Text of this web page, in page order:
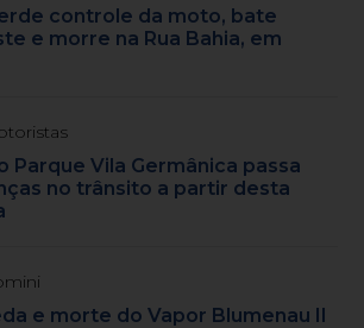
controle da moto, bate
e morre na Rua Bahia, em
Parque Vila Germânica passa
no trânsito a partir desta
e morte do Vapor Blumenau II